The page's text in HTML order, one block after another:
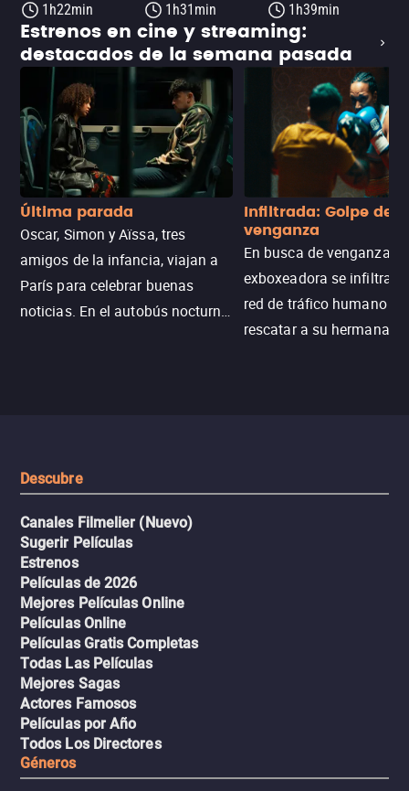
1h22min
1h31min
1h39min
Estrenos en cine y streaming:
destacados de la semana pasada
Última parada
Oscar, Simon y Aïssa, tres
amigos de la infancia, viajan a
París para celebrar buenas
noticias. En el autobús nocturno
Infiltrada: Golpe de
venganza
En busca de venganza,
exboxeadora se infiltra
red de tráfico humano
rescatar a su hermana
Descubre
Canales Filmelier (Nuevo)
Sugerir Películas
Estrenos
Películas de 2026
Mejores Películas Online
Películas Online
Películas Gratis Completas
Todas Las Películas
Mejores Sagas
Actores Famosos
Películas por Año
Todos Los Directores
Géneros